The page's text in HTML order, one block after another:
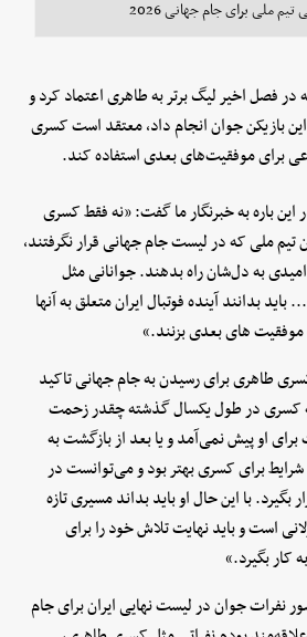
ملی برای جام جهانی 2026
فصل اخیر لیگ برتر به طاهری اعتماد کرد و
بازیکن جوان انجام داد، معتقد است کسری
برای موفقیت‌های بعدی استفاده کند.
این باره به خبرنگار ما گفت: «نه فقط کسری
تیم ملی که در لیست جام جهانی قرار نگرفتند،
به دل‌شان راه بدهند. جوانانی مثل
بدانند آینده فوتبال ایران متعلق به آنها
موفقیت های بعدی بزنند.»
طاهری برای رسیدن به جام جهانی تاکید
کسری در طول یکسال گذشته چقدر زحمت
او پیش نمی‌آمد و یا بعد از بازگشت به
شرایط برای کسری بهتر بود و می‌توانست در
با این حال او باید بداند مسیری تازه
است و باید نهایت تلاش خود را برای
کار بگیرد.»
نفرات جوان در لیست نهایی ایران برای جام